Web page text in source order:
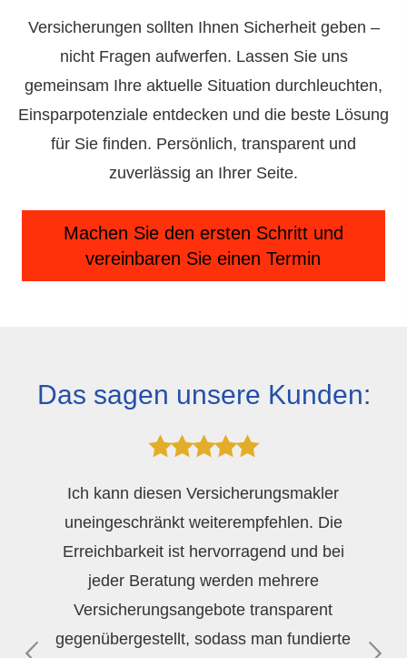
Versicherungen sollten Ihnen Sicherheit geben –
nicht Fragen aufwerfen. Lassen Sie uns
gemeinsam Ihre aktuelle Situation durchleuchten,
Einsparpotenziale entdecken und die beste Lösung
für Sie finden. Persönlich, transparent und
zuverlässig an Ihrer Seite.
Machen Sie den ersten Schritt und
vereinbaren Sie einen Termin
Das sagen unsere Kunden:
Ich kann diesen Ver­sicherungs­makler
uneingeschränkt weiterempfehlen. Die
Erreichbarkeit ist hervorragend und bei
jeder Beratung werden mehrere
Versicherungsangebote transparent
gegenübergestellt, sodass man fundierte